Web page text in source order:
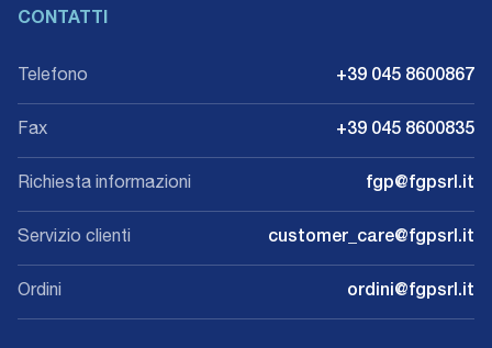
CONTATTI
Telefono +39 045 8600867
Fax +39 045 8600835
Richiesta informazioni fgp@fgpsrl.it
Servizio clienti customer_care@fgpsrl.it
Ordini ordini@fgpsrl.it